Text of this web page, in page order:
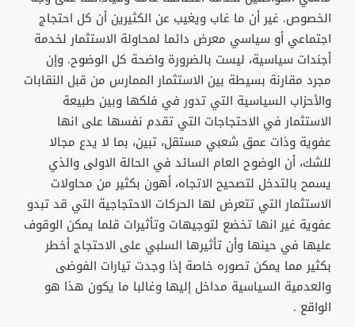
الخصوص. غير أن ما غاب ويغيب عن الكثيرين أن كل احتجاج
اجتماعي أو سياسي معرض دائما لمحاولة الاستثمار لخدمة
أجندات سياسية، ليست بالضرورة واضحة كل الوضوح. وإن
مجرد مقارنة بسيطة بين الاستثمار الممارس من قبل النقابات
والأحزاب السياسية التي تدور في فلكها وبين طبيعة
الاستثمار في الاحتجاجات التي تقدم نفسها على انها
عفوية وذات عمق شعبي مستقل، تبين، بما لا يدع مجالا
للشك، أن الوضوح العام السائد في الحالة الاولى والذي
يسمح بالتدخل لتصحيح الاتجاه، أهون بكثير من محاولات
الاستثمار التي تتعرض لها الحركات الاحتجاجية التي قد تبدو
عفوية غير انها تخضع لتوجيهات وتأثيرات قلما يمكن الوقوف
عليها في حينها وأن تأثيرها السلبي على الاحتجاج أخطر
بكثير مما يمكن تصوره خاصة إذا وجدت تيارات الفوضى
والعدمية السياسية مداخل إليها وغالبا ما يكون هذا هو
الواقع .